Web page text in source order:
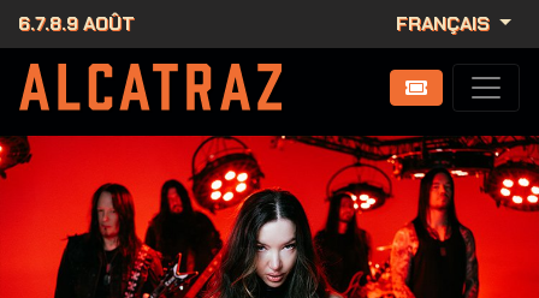
6.7.8.9 AOÛT FRANÇAIS